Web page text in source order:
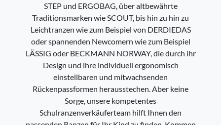
STEP und ERGOBAG, über altbewährte
Traditionsmarken wie SCOUT, bis hin zu hin zu
Leichtranzen wie zum Beispiel von DERDIEDAS
oder spannenden Newcomern wie zum Beispiel
LÄSSIG oder BECKMANN NORWAY, die durch ihr
Design und ihre individuell ergonomisch
einstellbaren und mitwachsenden
Rückenpassformen herausstechen. Aber keine
Sorge, unsere kompetentes
Schulranzenverkäuferteam hilft Ihnen den